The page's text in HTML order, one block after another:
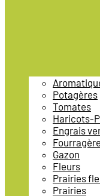
Potagères
Tomates
Haricots-
Engrais
Gazon
Fleurs
Prairies
Prairies